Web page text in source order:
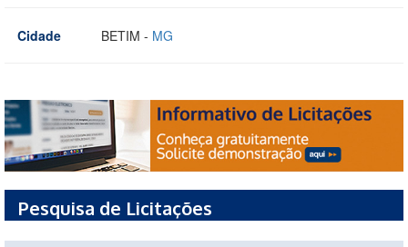
Cidade BETIM - MG
Pesquisa de Licitações